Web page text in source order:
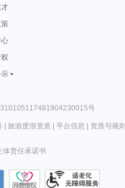
号
| 旅游度假资质| 平台信息 资质与规则
体责任承诺书